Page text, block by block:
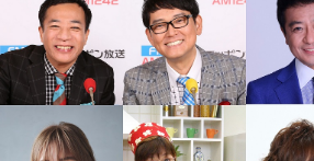
そして！ 私は彼女にもう1つの誕生日
指輪を渡し、プロポーズをしました。
い、プロポーズは成功しました！ 同じ
に行ってそのままの流れで渡すのはとて
背中を押してくれたのはミセス先生た
とうございました！（宮城県 22歳 男の